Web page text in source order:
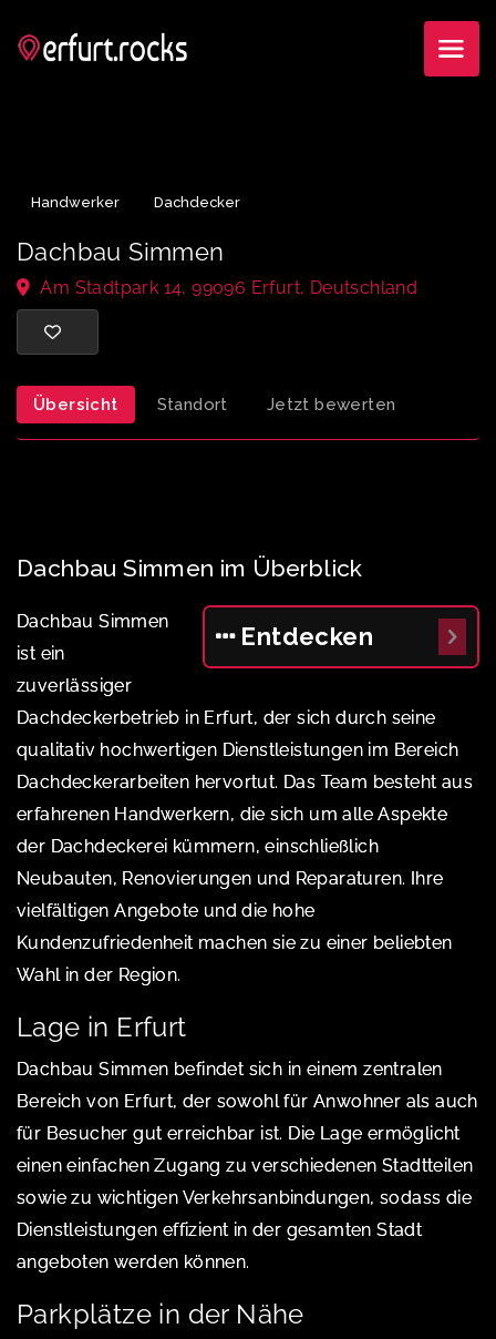
Dachbau Simmen
Am Stadtpark 14, 99096 Erfurt, Deutschland
Übersicht Standort Jetzt bewerten
Dachbau Simmen im Überblick
Entdecken
Dachbau Simmen
ist ein
zuverlässiger
Dachdeckerbetrieb in Erfurt, der sich durch seine
qualitativ hochwertigen Dienstleistungen im Bereich
Dachdeckerarbeiten hervortut. Das Team besteht aus
erfahrenen Handwerkern, die sich um alle Aspekte
der Dachdeckerei kümmern, einschließlich
Neubauten, Renovierungen und Reparaturen. Ihre
vielfältigen Angebote und die hohe
Kundenzufriedenheit machen sie zu einer beliebten
Wahl in der Region.
Lage in Erfurt
Dachbau Simmen befindet sich in einem zentralen
Bereich von Erfurt, der sowohl für Anwohner als auch
für Besucher gut erreichbar ist. Die Lage ermöglicht
einen einfachen Zugang zu verschiedenen Stadtteilen
sowie zu wichtigen Verkehrsanbindungen, sodass die
Dienstleistungen effizient in der gesamten Stadt
angeboten werden können.
Parkplätze in der Nähe